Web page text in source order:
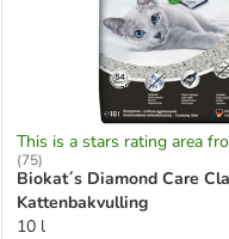
This is a stars rating area
(75)
Biokat´s Diamond Care
Kattenbakvulling
10 l